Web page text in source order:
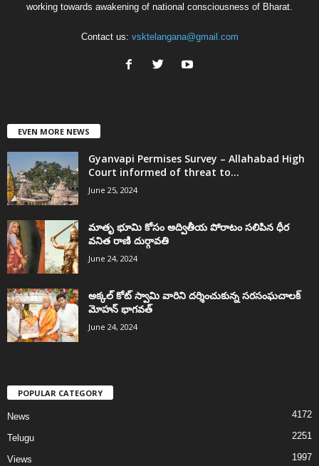
working towards awakening of national consciousness of Bharat.
Contact us: vsktelangana@gmail.com
EVEN MORE NEWS
Gyanvapi Permises Survey – Allahabad High
Court informed of threat to...
June 25, 2024
మాతృ భూమి కోసం అద్వితీయ పోరాటం సలిపిన ధీర
వనిత రాణి దుర్గావతి
June 24, 2024
అక్కల్‌ కోట్‌ స్వామి వారిని దర్శించుకున్న సరసంఘచాలక్
మోహన్ భాగవత్
June 24, 2024
POPULAR CATEGORY
News 4172
Telugu 2251
Views 1997